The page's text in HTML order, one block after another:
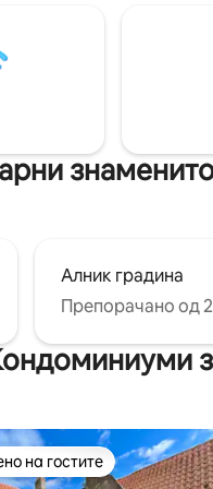
поглед. Приватна тераса
ѕвезди и телескоп
градина.
ги миленичињата.
Алник градина
Препорачано од
„Омилени на
на гостите